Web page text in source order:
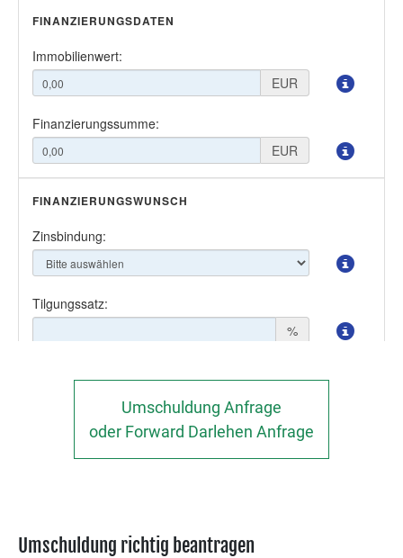
Umschuldung Anfrage
oder Forward Darlehen Anfrage
Umschuldung richtig beantragen